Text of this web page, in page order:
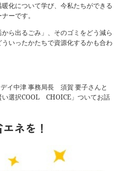
化について学び、今私たちができる
ーです。
ら出るごみ」、そのゴミをどう減ら
いったかたちで資源化するかも合わ
イ中津 事務局長 須賀 要子さんと
選択COOL CHOICE 」ついてお話
ネを！